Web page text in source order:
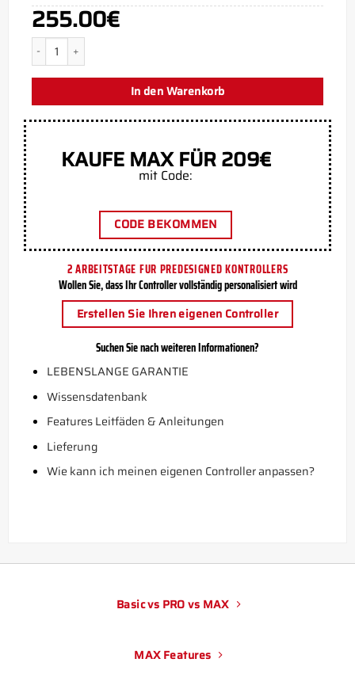
255.00€
Storm White PS5 Aim Controller Menge
In den Warenkorb
KAUFE MAX FÜR 209€
mit Code:
CODE BEKOMMEN
2 ARBEITSTAGE FUR PREDESIGNED KONTROLLERS
Wollen Sie, dass Ihr Controller vollständig personalisiert wird
Erstellen Sie Ihren eigenen Controller
Suchen Sie nach weiteren Informationen?
LEBENSLANGE GARANTIE
Wissensdatenbank
Features Leitfäden & Anleitungen
Lieferung
Wie kann ich meinen eigenen Controller anpassen?
Basic vs PRO vs MAX
MAX Features